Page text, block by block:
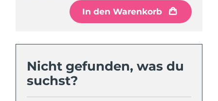
In den Warenkorb
Nicht gefunden, was du
suchst?